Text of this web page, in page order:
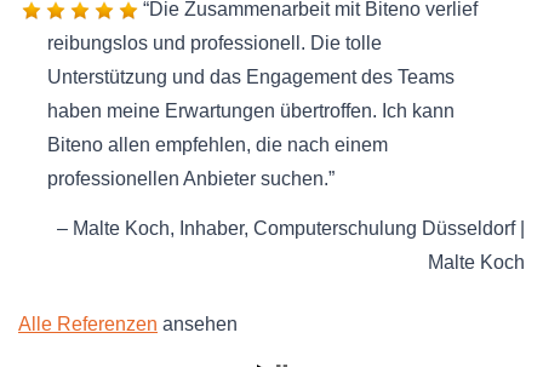
Die Zusammenarbeit mit Biteno verlief
reibungslos und professionell. Die tolle
Unterstützung und das Engagement des Teams
haben meine Erwartungen übertroffen. Ich kann
Biteno allen empfehlen, die nach einem
professionellen Anbieter suchen.
Malte Koch Inhaber Computerschulung Düsseldorf |
Malte Koch
Alle Referenzen ansehen